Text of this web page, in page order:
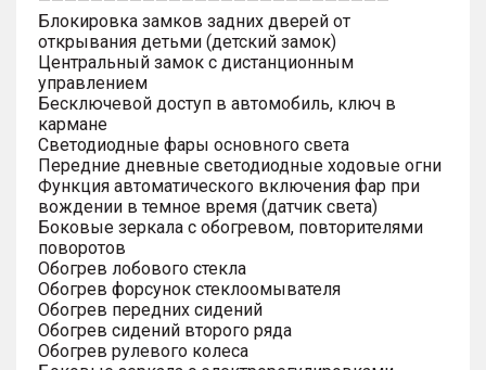
Блокировка замков задних дверей от
открывания детьми (детский замок)
Центральный замок с дистанционным
управлением
Бесключевой доступ в автомобиль, ключ в
кармане
Светодиодные фары основного света
Передние дневные светодиодные ходовые огни
Функция автоматического включения фар при
вождении в темное время (датчик света)
Боковые зеркала с обогревом, повторителями
поворотов
Обогрев лобового стекла
Обогрев форсунок стеклоомывателя
Обогрев передних сидений
Обогрев сидений второго ряда
Обогрев рулевого колеса